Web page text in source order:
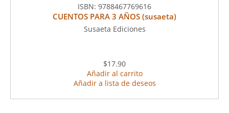
ISBN: 9788467769616
CUENTOS PARA 3 AÑOS (susaeta)
Susaeta Ediciones
$17.90
Añadir al carrito
Añadir a lista de deseos